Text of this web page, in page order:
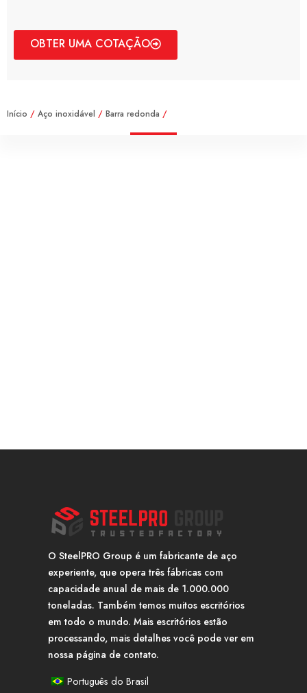
OBTER UMA COTAÇÃO
Início / Aço inoxidável / Barra redonda /
O SteelPRO Group é um fabricante de aço
experiente, que opera três fábricas com
capacidade anual de mais de 1.000.000
toneladas. Também temos muitos escritórios
em todo o mundo. Mais escritórios estão
processando, mais detalhes você pode ver em
nossa página de contato.
Português do Brasil